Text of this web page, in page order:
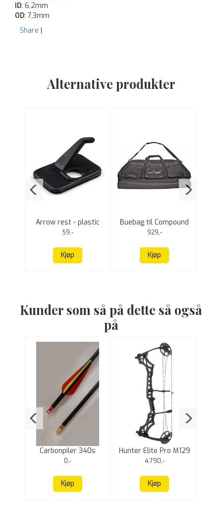
ID: 6,2mm
OD: 7,3mm
Share
Alternative produkter
Arrow rest - plastic
59,-
Kjøp
Buebag til Compound
bue
929,-
Kjøp
Kunder som så på dette så også
på
Carbonpiler 340s
0,-
Kjøp
Hunter Elite Pro M129
- Pakketilbud
4.790,-
Kjøp